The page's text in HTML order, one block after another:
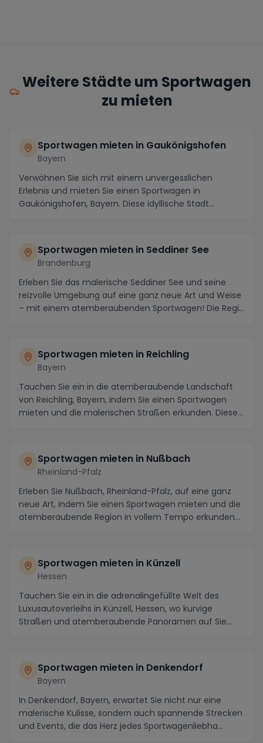
Weitere Städte um Sportwagen
zu mieten
Sportwagen mieten in Gaukönigshofen
Bayern
Verwöhnen Sie sich mit einem unvergesslichen
Erlebnis und mieten Sie einen Sportwagen in
Gaukönigshofen, Bayern. Diese idyllische Stadt
Sportwagen mieten in Seddiner See
Brandenburg
Erleben Sie das malerische Seddiner See und seine
reizvolle Umgebung auf eine ganz neue Art und Weise
– mit einem atemberaubenden Sportwagen! Die Regi...
Sportwagen mieten in Reichling
Bayern
Tauchen Sie ein in die atemberaubende Landschaft
von Reichling, Bayern, indem Sie einen Sportwagen
mieten und die malerischen Straßen erkunden. Diese
Sportwagen mieten in Nußbach
Rheinland-Pfalz
Erleben Sie Nußbach, Rheinland-Pfalz, auf eine ganz
neue Art, indem Sie einen Sportwagen mieten und die
atemberaubende Region in vollem Tempo erkunden...
Sportwagen mieten in Künzell
Hessen
Tauchen Sie ein in die adrenalingefüllte Welt des
Luxusautoverleihs in Künzell, Hessen, wo kurvige
Straßen und atemberaubende Panoramen auf Sie
Sportwagen mieten in Denkendorf
Bayern
In Denkendorf, Bayern, erwartet Sie nicht nur eine
malerische Kulisse, sondern auch spannende Strecken
und Events, die das Herz jedes Sportwagenliebha...